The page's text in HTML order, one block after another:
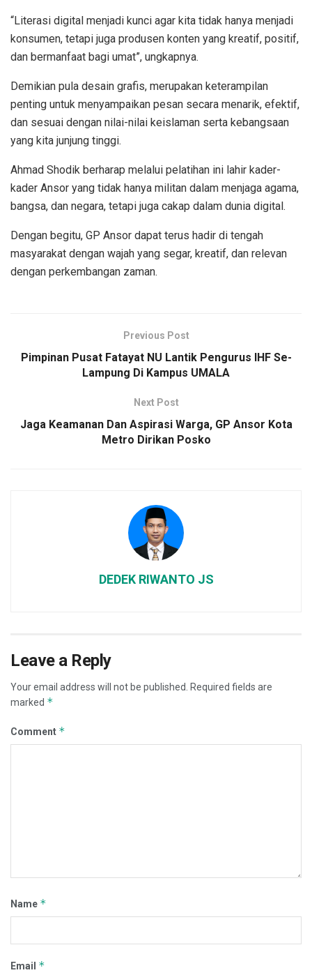
“Literasi digital menjadi kunci agar kita tidak hanya menjadi
konsumen, tetapi juga produsen konten yang kreatif, positif,
dan bermanfaat bagi umat”, ungkapnya.
Demikian pula desain grafis, merupakan keterampilan
penting untuk menyampaikan pesan secara menarik, efektif,
dan sesuai dengan nilai-nilai keislaman serta kebangsaan
yang kita junjung tinggi.
Ahmad Shodik berharap melalui pelatihan ini lahir kader-
kader Ansor yang tidak hanya militan dalam menjaga agama,
bangsa, dan negara, tetapi juga cakap dalam dunia digital.
Dengan begitu, GP Ansor dapat terus hadir di tengah
masyarakat dengan wajah yang segar, kreatif, dan relevan
dengan perkembangan zaman.
Previous Post
Pimpinan Pusat Fatayat NU Lantik Pengurus IHF Se-
Lampung Di Kampus UMALA
Next Post
Jaga Keamanan Dan Aspirasi Warga, GP Ansor Kota
Metro Dirikan Posko
DEDEK RIWANTO JS
Leave a Reply
Your email address will not be published.
Required fields are
marked *
Comment *
Name *
Email *